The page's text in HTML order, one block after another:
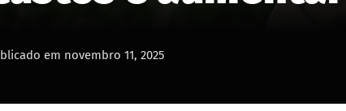
em novembro 11, 2025